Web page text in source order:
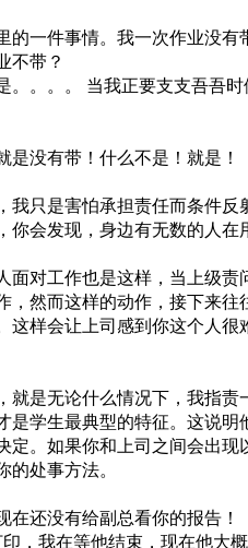
的一件事情。我一次作业没有
不带？
。。。。 当我正要支支吾吾
是没有带！什么不是！就是！
我只是害怕承担责任而条件反
你会发现，身边有无数的人在
面对工作也是这样，当上级责
，然而这样的动作，接下来往
这样会让上司感到你这个人很
就是无论什么情况下，我指责
是学生最典型的特征。这说明
定。如果你和上司之间会出现
的处事方法。
在还没有给副总看你的报告！
，我在等他结束，现在他大